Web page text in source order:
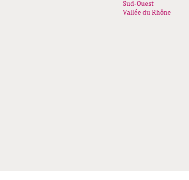
Sud-Ouest
Vallée du Rhône